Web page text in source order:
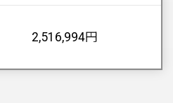
2,516,994円